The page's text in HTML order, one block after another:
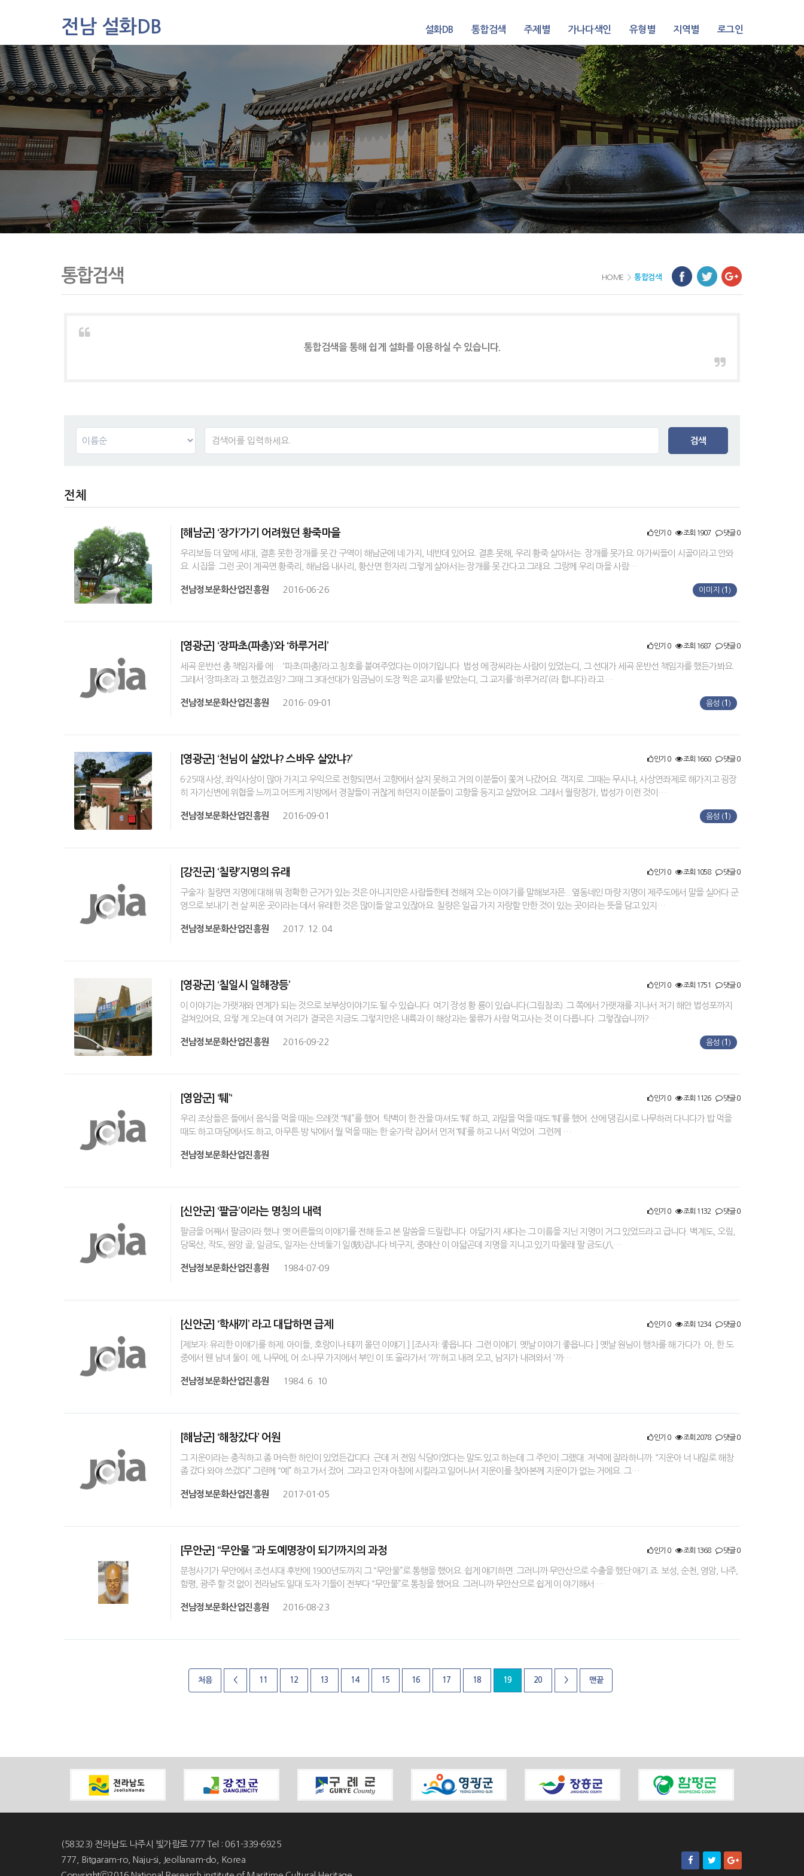
설화DB
통합검색
주제별
지역별
로그인
지역별
유형별
가나다색인
주제별
통합검색
설화DB
전남 설화DB
통합검색 HOME > 통합검색
통합검색을 통해 쉽게 설화를 이용하실 수 있습니다.
검색
전체
[해남군] ‘장가’가기 어려웠던 황죽마을 인기 0 조회 1907 댓글 0
우리보듬 더 앞에 세대, 결혼 못한 장개를 못 간 구역이 해남군에 네 가지, 네반데 있어요. 결혼 못해, 우리 황죽 살아서는. 장개를 못가요. 아가씨들이 시골이라고 안와
요. 시집을. 그런 곳이 계곡면 황죽리, 해남읍 내사리, 황산면 한자리 그렇게 살아서는 장개를 못 간다고 그래요. 그랑께 우리 마을 사람…
전남정보문화산업진흥원 2016-06-26 이미지 (1 )
[영광군] ‘장파초(파총)’와 ‘하루거리’ 인기 0 조회 1687 댓글 0
세곡 운반선 총 책임자를 에… ‘파초(파총)’라고 칭호를 붙여주었다는 이야기입니다. 법성 에 장씨라는 사람이 있었는디, 그 선대가 세곡 운반선 책임자를 했든가봐요.
그래서 ‘장파초’라 고 했겄죠잉? 그때 그 3대선대가 임금님이 도장 찍은 교지를 받았는디, 그 교지를 ‘하루거리’(라 합니다) 라고 …
전남정보문화산업진흥원 2016- 09-01 음성 (1 )
[영광군] ‘천님이 살았냐? 스바우 살았냐?’ 인기 0 조회 1660 댓글 0
6·25때 사상, 좌익사상이 많아 가지고 우익으로 전향되면서 고향에서 살지 못하고 거의 이분들이 쫓겨 나갔어요. 객지로. 그때는 무시냐, 사상연좌제로 해가지고 굉장
히 자기신변에 위협을 느끼고 어뜨케 지방에서 경찰들이 귀찮게 하던지 이분들이 고향을 등지고 살았어요. 그래서 월랑정가, 법성가 이런 것이…
전남정보문화산업진흥원 2016-09-01 음성 (1 )
[강진군] ‘칠량’지명의 유래 인기 0 조회 1058 댓글 0
구술자: 칠량면 지명에 대해 뭐 정확한 근거가 있는 것은 아니지만은 사람들한테 전해져 오는 이야기를 말해보자믄... 옆동네인 마량 지명이 제주도에서 말을 실어다 군
영으로 보내기 전 살 찌운 곳이라는 데서 유래한 것은 많이들 알고 있잖아요. 칠량은 일곱 가지 자랑할 만한 것이 있는 곳이라는 뜻을 담고 있지…
전남정보문화산업진흥원 2017. 12. 04
[영광군] ‘칠일시 일해장등’ 인기 0 조회 1751 댓글 0
이 이야기는 가랫재와 연계가 되는 것으로 보부상이야기도 될 수 있습니다. 여기 장성 황 룡이 있습니다(그림참조). 그 쪽에서 가랫재를 지나서 저기 해안 법성포까지
걸쳐있어요, 요렇 게 오는데 여 거리가 결국은 지금도 그렇지만은 내륙과 이 해상과는 물류가 사람 먹고사는 것 이 다릅니다. 그렇잖습니까?…
전남정보문화산업진흥원 2016-09-22 음성 (1 )
[영암군] ‘퉤’‘ 인기 0 조회 1126 댓글 0
우리 조상들은 들에서 음식을 먹을 때는 으레껏 “퉤”를 했어. 탁백이 한 잔을 마셔도 ‘퉤’ 하고, 과일을 먹을 때도 ‘퉤’를 했어. 산에 댕김시로 나무하러 다니다가 밥 먹을
때도 하고 마당에서도 하고, 아무튼 방 밖에서 뭘 먹을 때는 한 숟가락 집어서 먼저 ‘퉤’를 하고 나서 먹었어. 그런께 …
전남정보문화산업진흥원
[신안군] ‘팔금’이라는 명칭의 내력 인기 0 조회 1132 댓글 0
팔금을 어째서 팔금이라 했냐. 옛 어른들의 이얘기를 전해 듣고 본 말씀을 드릴랍니다. 야닯가지 새다는 그 이름을 지닌 지명이 거그 있었드라고 급니다. 백계도, 오림,
당목산, 작도, 원앙 골, 일금도, 일자는 산비둘기 일(䭿)잡니다 비구지, 중매산 이 야닯곤데 지명을 지니고 있기 따물래 팔 금도(八…
전남정보문화산업진흥원 1984-07-09
[신안군] ‘학새끼’ 라고 대답하면 급제 인기 0 조회 1234 댓글 0
[제보자: 유리한 이얘기를 하제. 아이들, 호랑이나 태끼 몰던 이얘기.] [조사자: 좋읍니다. 그런 이얘기. 옛날 이야기 좋읍니다.] 옛날 원님이 행차를 해 가다가. 아, 한 도
중에서 웬 남녀 둘이. 에, 나무에, 어 소나무 가지에서 부인 이 또 올라가서 '까'허고 내려 오고, 남자가 내려와서 '까…
전남정보문화산업진흥원 1984. 6. 10
[해남군] ‘해창갔다’ 어원 인기 0 조회 2078 댓글 0
그 지운이라는 충직하고 좀 머슥한 하인이 있었든갑디다. 근데 저 전임 식당이었다는 말도 있고 하는데 그 주인이 그랬대. 저녁에 잘라하니까. “지운아 너 내일로 해창
좀 갔다 와야 쓰겄다” 그란께 “예” 하고 가서 잤어. 그라고 인자 아침에 시킬라고 일어나서 지운이를 찾아본께 지운이가 없는 거에요. 그…
전남정보문화산업진흥원 2017-01-05
[무안군] “무안물 ”과 도예명장이 되기까지의 과정 인기 0 조회 1368 댓글 0
분청사기가 무안에서 조선시대 후반에 1900년도까지 그 “무안물”로 통행을 했어요. 쉽게 얘기하면. 그러니까 무안산으로 수출을 했단 애기 죠. 보성, 순천, 영암, 나주,
함평, 광주 할 것 없이 전라남도 일대 도자 기들이 전부다 “무안물”로 통칭을 했어요. 그러니까 무안산으로 쉽게 이 야기해서 …
전남정보문화산업진흥원 2016-08-23
처음 < 11 12 13 14 15 16 17 18 19 20 > 맨끝
(58323) 전라남도 나주시 빛가람로 777 Tel : 061-339-6925
777, Bitgaram-ro, Naju-si, Jeollanam-do, Korea